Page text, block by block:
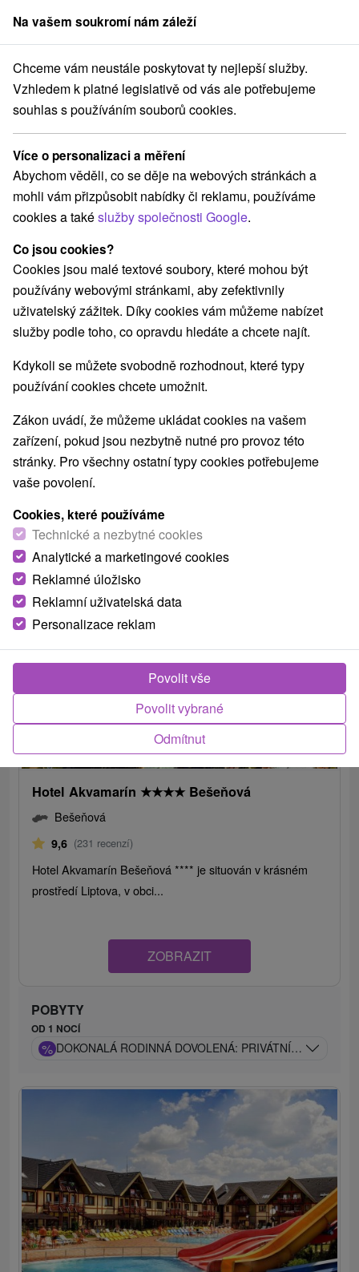
člen skupinySorger
bazénem Stredné Slovensko Žilinský kraj Bešeňová
Hotely s termálním bazénem
Bešeňová
Kategorie
Všechny kategorie
Hotely na Slovensku
Hotely s bazénem
Hotely na Slovensku pro rodiny s dětmi(2)
Hotely s termálním bazénem(3)
Vyberte lokalitu nebo termín
Nejprodávanější
VŠECHNY TOP - NEJPRODÁVANĚJŠÍ NEJLEVNĚJŠÍ
/noc/osoba
Hotel Akvamarín ★★★★ Bešeňová
Bešeňová
9,6 (231 recenzí)
Hotel Akvamarín Bešeňová **** je situován v krásném
prostředí Liptova, v obci...
ZOBRAZIT
POBYTY
OD 1 NOCÍ
% DOKONALÁ RODINNÁ DOVOLENÁ: PRIVÁTNÍ BAZÉN,
Na vašem soukromí nám záleží
Chceme vám neustále poskytovat ty nejlepší služby.
Vzhledem k platné legislativě od vás ale potřebujeme
souhlas s používáním souborů cookies.
Více o personalizaci a měření
Abychom věděli, co se děje na webových stránkách a
mohli vám přizpůsobit nabídky či reklamu, používáme
cookies a takéslužby společnosti Google.
Co jsou cookies?
Cookies jsou malé textové soubory, které mohou být
používány webovými stránkami, aby zefektivnily
uživatelský zážitek. Díky cookies vám můžeme nabízet
služby podle toho, co opravdu hledáte a chcete najít.
Kdykoli se můžete svobodně rozhodnout, které typy
používání cookies chcete umožnit.
Zákon uvádí, že můžeme ukládat cookies na vašem
zařízení, pokud jsou nezbytně nutné pro provoz této
stránky. Pro všechny ostatní typy cookies potřebujeme
vaše povolení.
Cookies, které používáme
Technické a nezbytné cookies
Analytické a marketingové cookies
Reklamné úložisko
Reklamní uživatelská data
Personalizace reklam
Odmítnut
Povolit vybrané
Povolit vše